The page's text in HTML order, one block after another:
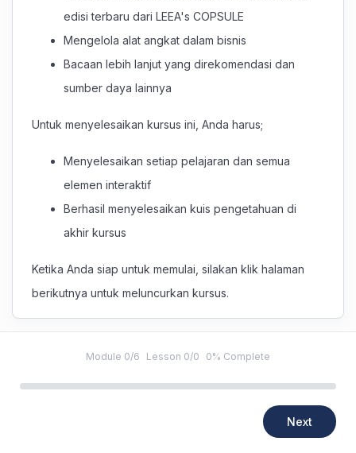
edisi terbaru dari LEEA's COPSULE
Mengelola alat angkat dalam bisnis
Bacaan lebih lanjut yang direkomendasi dan
sumber daya lainnya
Untuk menyelesaikan kursus ini, Anda harus;
Menyelesaikan setiap pelajaran dan semua
elemen interaktif
Berhasil menyelesaikan kuis pengetahuan di
akhir kursus
Ketika Anda siap untuk memulai, silakan klik halaman
berikutnya untuk meluncurkan kursus.
Module 0/6 Lesson 0/0 0% Complete
Next